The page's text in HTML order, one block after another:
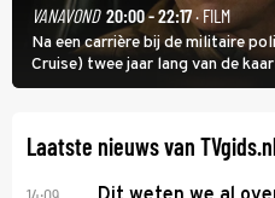
VANAVOND 20:00 - 22:17· FILM
Na een carrière bij de militaire
Cruise) twee jaar lang van de
uithangt, totdat
Laatste nieuws van